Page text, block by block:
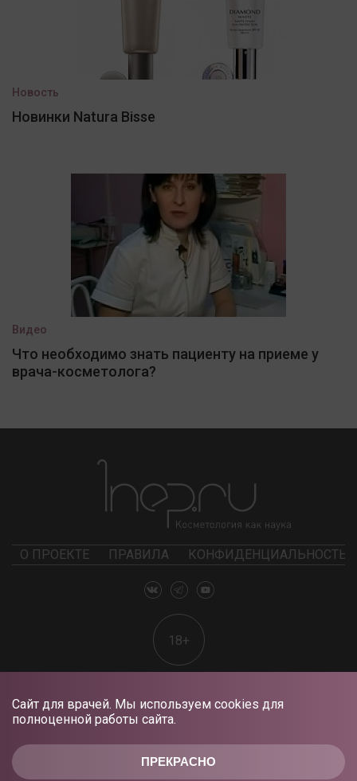
ПРЕКРАСНО
Сайт для врачей. Мы используем cookies для
полноценной работы сайта.
Новость
Новинки Natura Bisse
Видео
Что необходимо знать пациенту на приеме у
врача-косметолога?
О ПРОЕКТЕ ПРАВИЛА КОНФИДЕНЦИАЛЬНОСТЬ
18+